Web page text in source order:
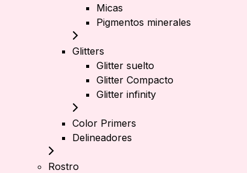
Micas
Pigmentos minerales
Glitters
Glitter suelto
Glitter Compacto
Glitter infinity
Color Primers
Delineadores
Rostro